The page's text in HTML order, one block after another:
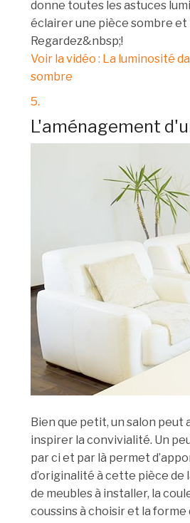
donne toutes les astuces
éclairer une pièce sombre et
Regardez&nbsp;!
Voir la vidéo : La luminosité
sombre
5.
L'aménagement
Bien que petit, un salon peut
inspirer la convivialité. Un
par ci et par là permet
d’originalité à cette pièce de
de meubles à installer, la
coussins à choisir et la forme